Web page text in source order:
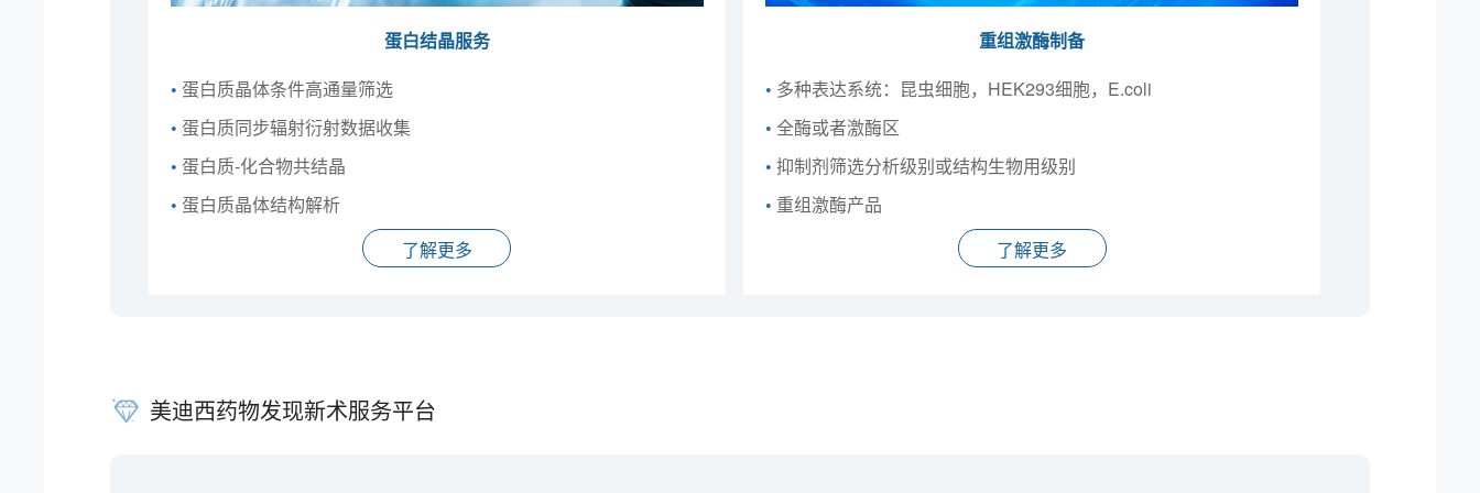
蛋白结晶服务
• 蛋白质晶体条件高通量筛选
• 蛋白质同步辐射衍射数据收集
• 蛋白质-化合物共结晶
• 蛋白质晶体结构解析
了解更多
重组激酶制备
• 多种表达系统：昆虫细胞，HEK293细胞，E.coli
• 全酶或者激酶区
• 抑制剂筛选分析级别或结构生物用级别
• 重组激酶产品
了解更多
美迪西药物发现新术服务平台